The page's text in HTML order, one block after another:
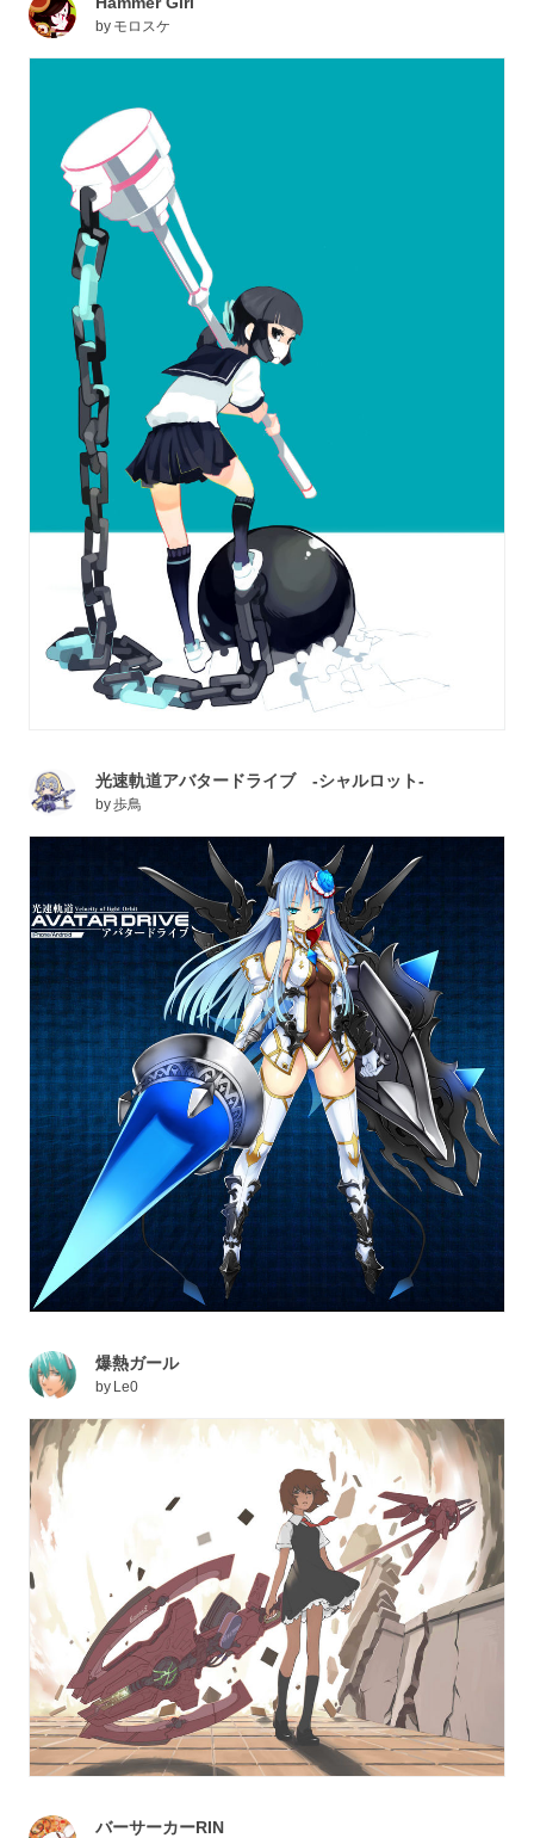
by モロスケ
光速軌道アバタードライブ -シャルロット-
by歩鳥
爆熱ガール
by Le0
バーサーカーRIN